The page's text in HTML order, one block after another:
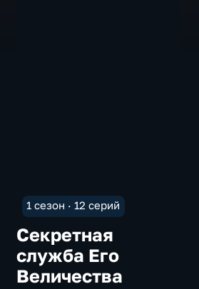
1 сезон · 12 серий
Секретная
служба Его
Величества